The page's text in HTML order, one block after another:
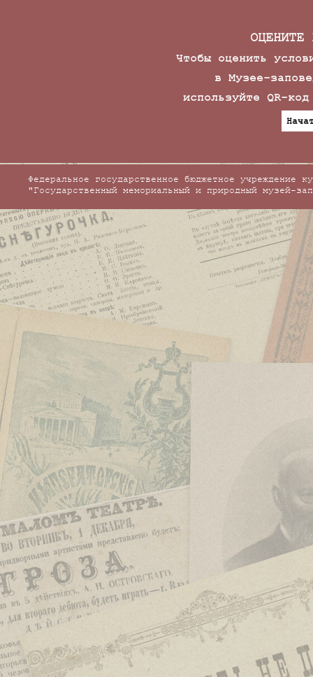
ОЦЕНИТЕ
Чтобы оценить
в Музее-
используйте QR-
Федеральное государственное бюджетное учреждение
"Государственный мемориальный и природный музей-